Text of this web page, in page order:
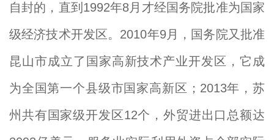
自封的，直到1992年8月才经国务院批准为国家
级经济技术开发区。2010年9月，国务院又批准
昆山市成立了国家高新技术产业开发区，它成
为全国第一个县级市国家高新区；2013年，苏
州共有国家级开发区12个，外贸进出口总额达